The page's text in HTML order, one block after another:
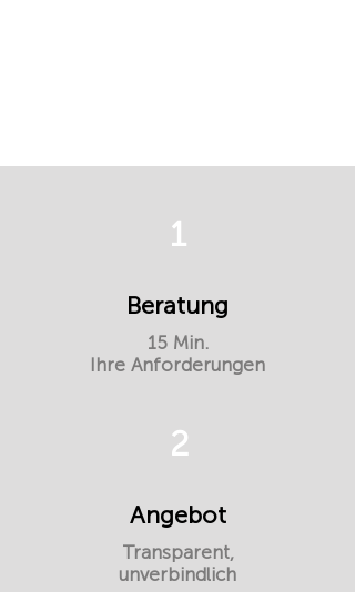
1
Beratung
15 Min.
Ihre Anforderungen
2
Angebot
Transparent,
unverbindlich